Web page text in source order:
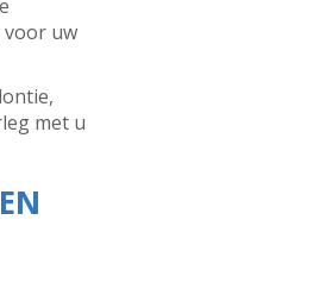
voor uw
met u